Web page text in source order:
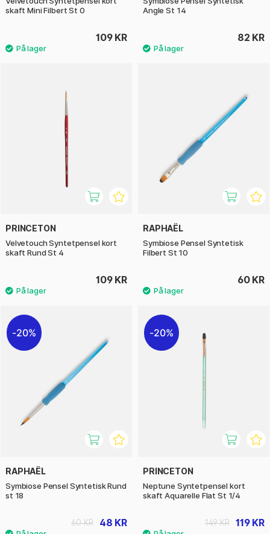
skaft Mini Filbert St 0
109 KR
Angle St 14
82 KR
PRINCETON
Velvetouch Syntetpensel kort
skaft Rund St 4
109 KR
RAPHAËL
Symbiose Pensel Syntetisk
Filbert St 10
60 KR
20%
RAPHAËL
Symbiose Pensel Syntetisk Rund
st 18
48 KR
60 KR
20%
PRINCETON
Neptune Syntetpensel kort
skaft Aquarelle Flat St 1/4
119 KR
149 KR